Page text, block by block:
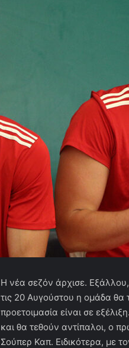
Η νέα σεζόν άρχισε.
τις 20 Αυγούστου η ομάδα θα
προετοιμασία είναι σε
και θα τεθούν αντίπαλοι, ο
Σούπερ Καπ. Ειδικότερα, με